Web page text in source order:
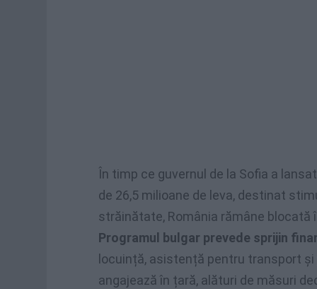
În timp ce guvernul de la Sofia a
de 26,5 milioane de leva, destinat
străinătate, România rămâne blocată
Programul bulgar prevede sprijin
locuință, asistență pentru transport
angajează în țară, alături de măsuri